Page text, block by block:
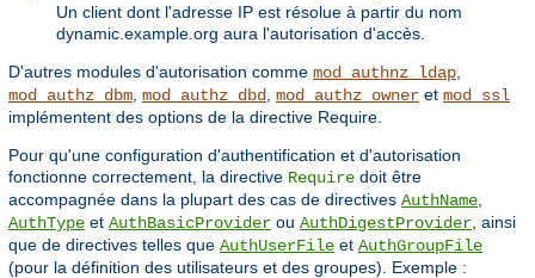
Un client dont l'adresse IP est résolue à partir du nom
dynamic.example.org aura l'autorisation d'accès.
D'autres modules d'autorisation comme mod_authnz_ldap
mod_authz_dbm mod_authz_dbd mod_authz_owner et mod_ssl
implémentent des options de la directive Require.
Pour qu'une configuration d'authentification et d'autorisation
fonctionne correctement, la directive Require doit être
accompagnée dans la plupart des cas de directives AuthName
AuthType et AuthBasicProvider ou AuthDigestProvider , ainsi
que de directives telles que AuthUserFile et AuthGroupFile
(pour la définition des utilisateurs et des groupes). Exemple :